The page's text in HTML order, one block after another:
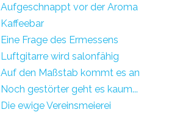
Aufgeschnappt vor der Aroma
Kaffeebar
Eine Frage des Ermessens
Luftgitarre wird salonfähig
Auf den Maßstab kommt es an
Noch gestörter geht es kaum...
Die ewige Vereinsmeierei